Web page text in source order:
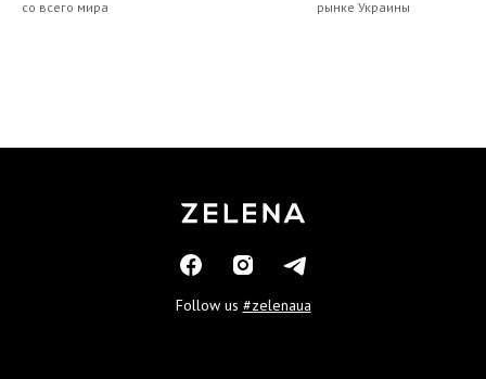
со всего мира
рынке Украины
Follow us #zelenaua